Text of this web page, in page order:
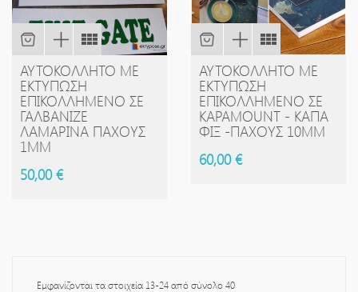
ΑΥΤΟΚΌΛΛΗΤΟ ΜΕ
ΕΚΤΎΠΩΣΗ
ΕΠΙΚΟΛΛΗΜΈΝΟ ΣΕ
ΓΑΛΒΑΝΙΖΈ
ΛΑΜΑΡΊΝΑ ΠΆΧΟΥΣ
1MM
50,00 €
ΑΥΤΟΚΌΛΛΗΤΟ ΜΕ
ΕΚΤΎΠΩΣΗ
ΕΠΙΚΟΛΛΗΜΈΝΟ ΣΕ
KAPAMOUNT - ΚΑΠΑ
ΦΙΞ -ΠΆΧΟΥΣ 10MM
60,00 €
Εμφανίζονται τα στοιχεία 13-24 από σύνολο 40